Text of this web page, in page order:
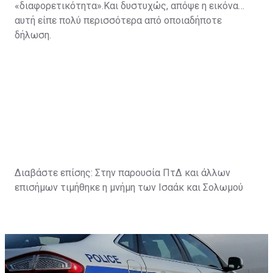
«διαφορετικότητα».Και δυστυχώς, απόψε η εικόνα
αυτή είπε πολύ περισσότερα από οποιαδήποτε
δήλωση.
Διαβάστε επίσης: Στην παρουσία ΠτΔ και άλλων
επισήμων τιμήθηκε η μνήμη των Ισαάκ και Σολωμού